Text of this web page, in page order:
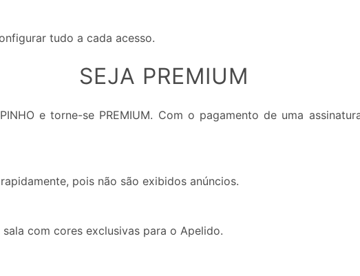
tudo a cada acesso.
SEJA PREMIUM
e torne-se PREMIUM. Com o pagamento de uma
pois não são exibidos anúncios.
com cores exclusivas para o Apelido.